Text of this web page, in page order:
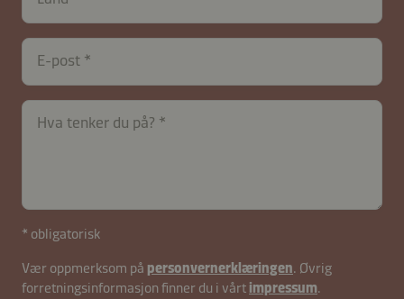
B2B-
26617-
M351AY
E-post
Hva tenker du på?
* obligatorisk
Vær oppmerksom på personvernerklæringen. Øvrig
forretningsinformasjon finner du i vårtimpressum.